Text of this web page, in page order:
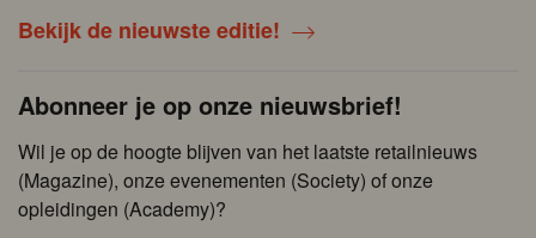
Bekijk de nieuwste editie!
Abonneer je op onze nieuwsbrief!
Wil je op de hoogte blijven van het laatste retailnieuws
(Magazine), onze evenementen (Society) of onze
opleidingen (Academy)?